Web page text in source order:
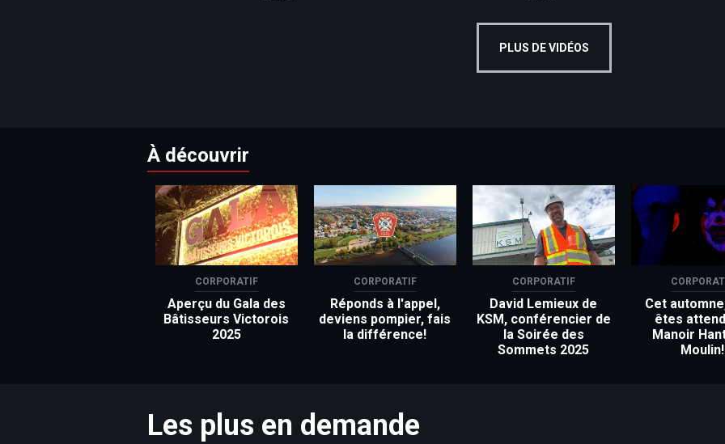
PLUS DE VIDÉOS
À découvrir
CORPORATIF
Aperçu du Gala des
Bâtisseurs Victorois
2025
CORPORATIF
Réponds à l'appel,
deviens pompier, fais
la différence!
CORPORATIF
David Lemieux de
KSM, conférencier de
la Soirée des
Sommets 2025
Cet
êtes
Manoir
Moulin!
Les plus en demande